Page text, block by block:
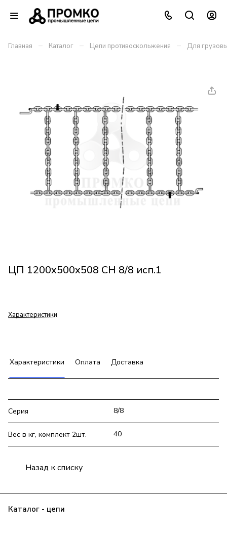
Главная – Каталог – Цепи противоскольжения – Для
ЦП 1200x500x508 СН 8/8 исп.1
Характеристики
Характеристики Оплата Доставка
Серия 8/8
Вес в кг, комплект 2шт. 40
Назад к списку
Каталог - цепи